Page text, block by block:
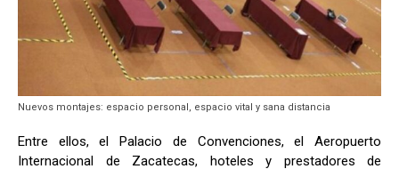
Nuevos montajes: espacio personal, espacio vital y sana distancia
Entre ellos, el Palacio de Convenciones, el Aeropuerto
Internacional de Zacatecas, hoteles y prestadores de